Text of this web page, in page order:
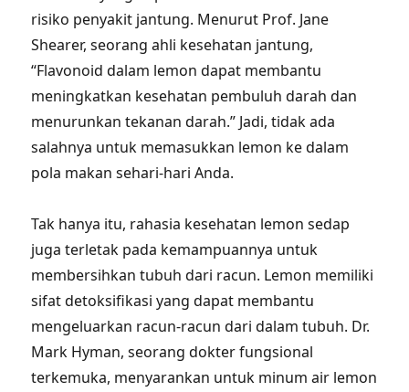
risiko penyakit jantung. Menurut Prof. Jane
Shearer, seorang ahli kesehatan jantung,
“Flavonoid dalam lemon dapat membantu
meningkatkan kesehatan pembuluh darah dan
menurunkan tekanan darah.” Jadi, tidak ada
salahnya untuk memasukkan lemon ke dalam
pola makan sehari-hari Anda.
Tak hanya itu, rahasia kesehatan lemon sedap
juga terletak pada kemampuannya untuk
membersihkan tubuh dari racun. Lemon memiliki
sifat detoksifikasi yang dapat membantu
mengeluarkan racun-racun dari dalam tubuh. Dr.
Mark Hyman, seorang dokter fungsional
terkemuka, menyarankan untuk minum air lemon